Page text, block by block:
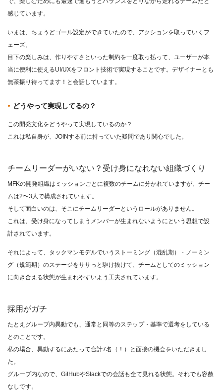
感じています。
いまは、ちょうどゴール設定ができていたので、アクションを取っていくフ
ェーズ。
目下の楽しみは、作りやすさといった制約を一度取っ払って、ユーザーが本
当に便利に使えるUI/UXをフロント技術で実現することです。デザイナーとも
無茶振り待ってます！と会話しています。
どうやって実現してるの？
この開発文化をどうやって実現しているのか？
これは私自身が、JOINする前に持っていた疑問であり関心でした。
チームリーダーがいない？受け身になれない組織づくり
MFKの開発組織はミッションごとに複数のチームに分かれていますが、チー
ムは2〜3人で構成されています。
そして面白いのは、そこにチームリーダーというロールがありません。
これは、受け身になってしまうメンバーが生まれないようにという思想で設
計されています。
それによって、タックマンモデルでいうストーミング（混乱期）・ノーミン
グ（規範期）のステージをササっと駆け抜けて、チームとしてのミッション
に向き合える状態が生まれやすいよう工夫されています。
採用がガチ
たとえグループ内異動でも、通常と同等のステップ・基準で選考をしている
とのことです。
私の場合、異動するにあたって合計7名（！）と面接の機会をいただきまし
た。
グループ内なので、GitHubやSlackでの会話も全て見れる状態。それでも容赦
なしです。